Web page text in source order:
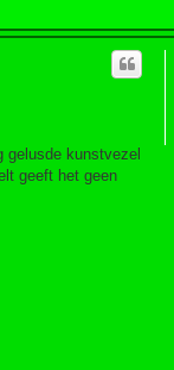
gelusde kunstvezel
geeft het geen